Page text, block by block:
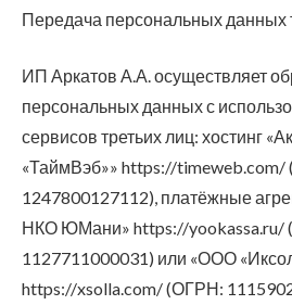
Передача персональных данных
ИП Аркатов А.А. осуществляет
персональных данных с
сервисов третьих лиц: хостинг
«ТаймВэб»» https://
1247800127112), платёжные
НКО ЮМани» https://yookassa.ru/
1127711000031) или «ООО
https://xsolla.com/ (ОГРН: